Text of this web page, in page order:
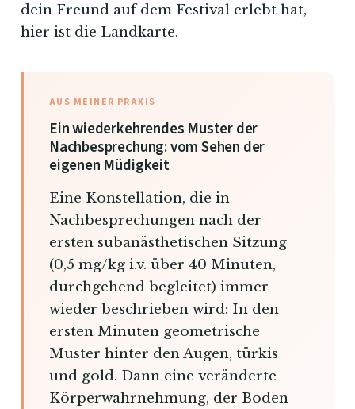
dein Freund auf dem Festival erlebt hat,
hier ist die Landkarte.
AUS MEINER PRAXIS
Ein wiederkehrendes Muster der
Nachbesprechung: vom Sehen der
eigenen Müdigkeit
Eine Konstellation, die in
Nachbesprechungen nach der
ersten subanästhetischen Sitzung
(0,5 mg/kg i.v. über 40 Minuten,
durchgehend begleitet) immer
wieder beschrieben wird: In den
ersten Minuten geometrische
Muster hinter den Augen, türkis
und gold. Dann eine veränderte
Körperwahrnehmung, der Boden